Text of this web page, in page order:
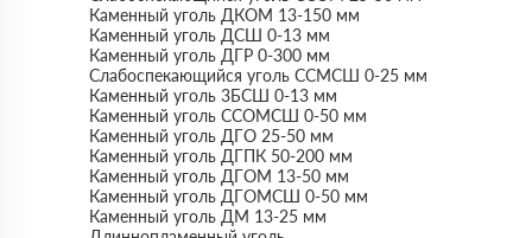
Каменный уголь ДКОМ 13-150 мм
Каменный уголь ДСШ 0-13 мм
Каменный уголь ДГР 0-300 мм
Слабоспекающийся уголь ССМСШ 0-25 мм
Каменный уголь 3БСШ 0-13 мм
Каменный уголь ССОМСШ 0-50 мм
Каменный уголь ДГО 25-50 мм
Каменный уголь ДГПК 50-200 мм
Каменный уголь ДГОМ 13-50 мм
Каменный уголь ДГОМСШ 0-50 мм
Каменный уголь ДM 13-25 мм